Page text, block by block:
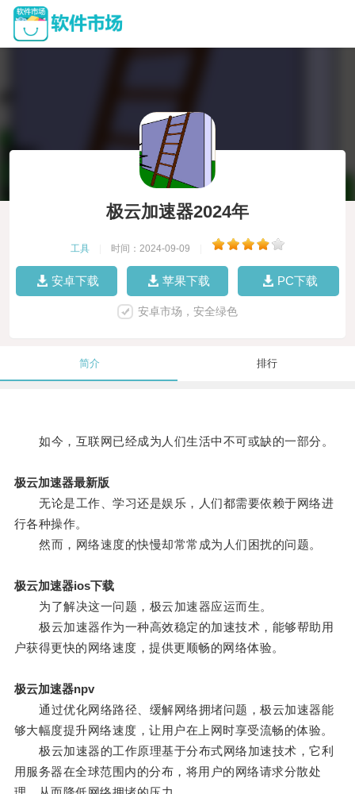
极云加速器2024年
工具 时间：2024-09-09
安卓下载 苹果下载 PC下载
安卓市场，安全绿色
简介 排行
如今，互联网已经成为人们生活中不可或缺的一部分。
极云加速器最新版
无论是工作、学习还是娱乐，人们都需要依赖于网络进
行各种操作。
然而，网络速度的快慢却常常成为人们困扰的问题。
极云加速器ios下载
为了解决这一问题，极云加速器应运而生。
极云加速器作为一种高效稳定的加速技术，能够帮助用
户获得更快的网络速度，提供更顺畅的网络体验。
极云加速器npv
通过优化网络路径、缓解网络拥堵问题，极云加速器能
够大幅度提升网络速度，让用户在上网时享受流畅的体验。
极云加速器的工作原理基于分布式网络加速技术，它利
用服务器在全球范围内的分布，将用户的网络请求分散处